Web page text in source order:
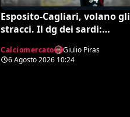
Esposito-Cagliari, volano gli
stracci. Il dg dei sardi:
maniera durissima
Calciomercato
Giulio Piras
6 Agosto 2026 10:24